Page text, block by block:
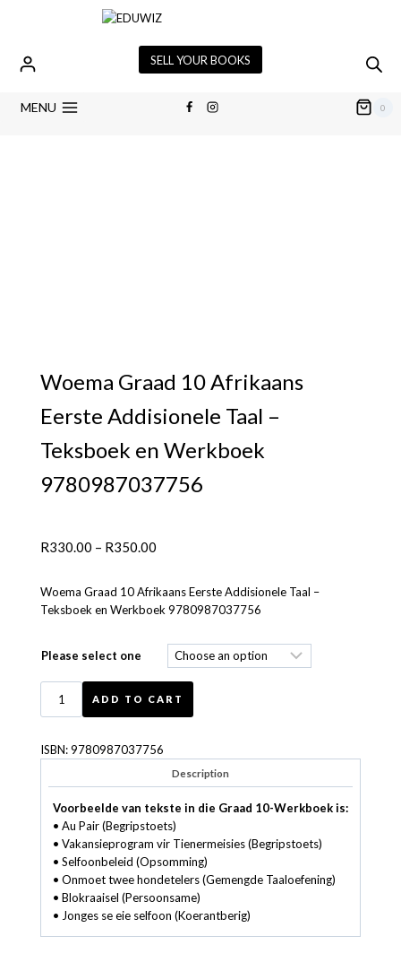
SELL YOUR BOOKS
MENU 0
Woema Graad 10 Afrikaans
Eerste Addisionele Taal –
Teksboek en Werkboek
9780987037756
R330.00 – R350.00
Woema Graad 10 Afrikaans Eerste Addisionele Taal –
Teksboek en Werkboek 9780987037756
Please select one
ADD TO CART
ISBN:9780987037756
Description
Voorbeelde van tekste in die Graad 10-Werkboek is:
• Au Pair (Begripstoets)
• Vakansieprogram vir Tienermeisies (Begripstoets)
• Selfoonbeleid (Opsomming)
• Onmoet twee hondetelers (Gemengde Taaloefening)
• Blokraaisel (Persoonsame)
• Jonges se eie selfoon (Koerantberig)